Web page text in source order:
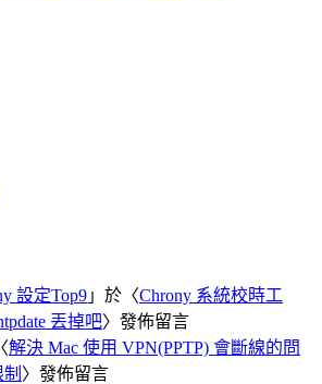
設定Top9 」於〈Chrony 系統校時工
丟掉吧〉發佈留言
解決 Mac 使用 VPN(PPTP) 會斷線的問
〉發佈留言